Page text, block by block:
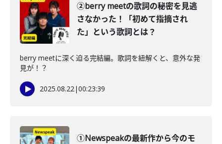
②berry meetの歌詞の秘密を見逃
さなかった！「初めて指摘され
た」という歌詞とは？
berry meetに深く迫る完結編。歌詞を紐解くと、意外な発
見が！？
2025.08.22|00:23:39
①Newspeakの最新作から今のモ